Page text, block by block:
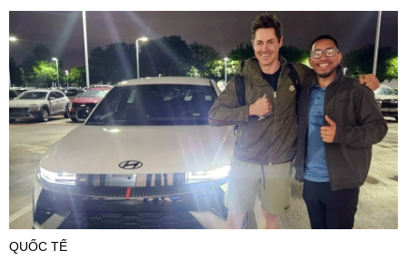
QUỐC TẾ